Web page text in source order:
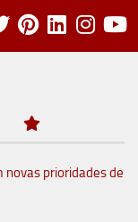
prioridades de